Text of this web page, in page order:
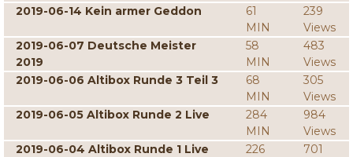
2019-06-14 Kein armer Geddon
61
MIN
239
Views
2019-06-07 Deutsche Meister
2019
58
MIN
483
Views
2019-06-06 Altibox Runde 3 Teil 3
68
MIN
305
Views
2019-06-05 Altibox Runde 2 Live
284
MIN
984
Views
2019-06-04 Altibox Runde 1 Live
226
701